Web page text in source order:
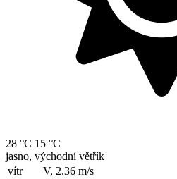
28 °C 15 °C
jasno, východní větřík
vítr
V, 2.36 m/s